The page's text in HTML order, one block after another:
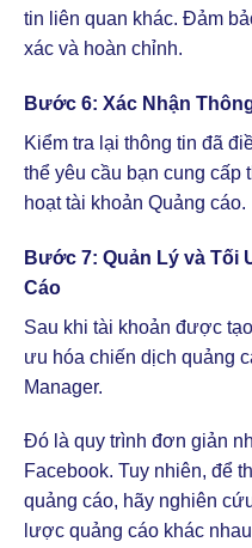
tin liên quan khác. Đảm
xác và hoàn chỉnh.
Bước 6: Xác Nhận
Kiểm tra lại thông tin đã
thể yêu cầu bạn cung cấp
hoạt tài khoản Quảng cáo.
Bước 7: Quản Lý và Tối
Cáo
Sau khi tài khoản được
ưu hóa chiến dịch quảng
Manager.
Đó là quy trình đơn giản
Facebook. Tuy nhiên, để
quảng cáo, hãy nghiên
lược quảng cáo khác